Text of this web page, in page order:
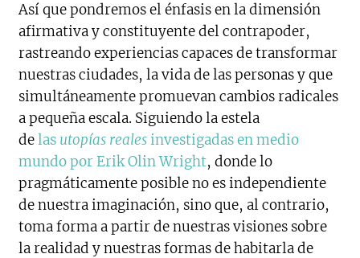
Así que pondremos el énfasis en la dimensión
afirmativa y constituyente del contrapoder,
rastreando experiencias capaces de transformar
nuestras ciudades, la vida de las personas y que
simultáneamente promuevan cambios radicales
a pequeña escala. Siguiendo la estela
delas utopías realesinvestigadas en medio
mundo por Erik Olin Wright, donde lo
pragmáticamente posible no es independiente
de nuestra imaginación, sino que, al contrario,
toma forma a partir de nuestras visiones sobre
la realidad y nuestras formas de habitarla de